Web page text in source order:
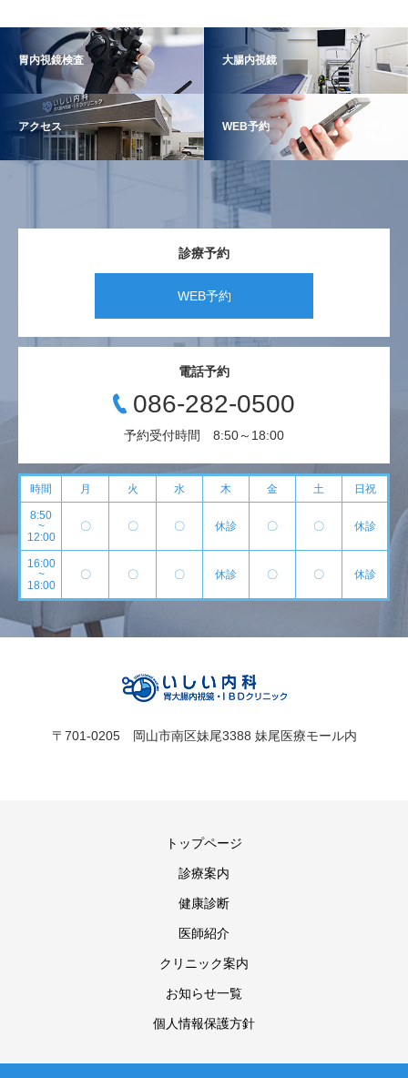
胃内視鏡検査 大腸内視鏡
アクセス WEB予約
診療予約
WEB予約
電話予約
086-282-0500
予約受付時間 8:50～18:00
時間 月 火 水 木 金 土 日祝
8:50
~
12:00
〇 〇 〇 休診 〇 〇 休診
16:00
~
18:00
〇 〇 〇 休診 〇 〇 休診
〒701-0205 岡山市南区妹尾3388 妹尾医療モール内
トップページ
診療案内
健康診断
医師紹介
クリニック案内
お知らせ一覧
個人情報保護方針